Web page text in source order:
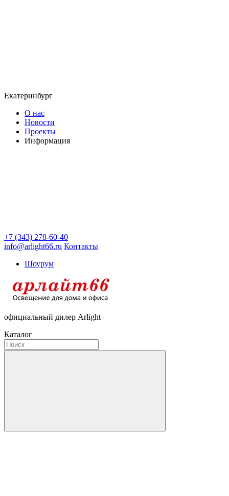
Екатеринбург
О нас
Новости
Проекты
Информация
+7 (343) 278-60-40
info@arlight66.ru Контакты
Шоурум
официальный дилер Arlight
Каталог